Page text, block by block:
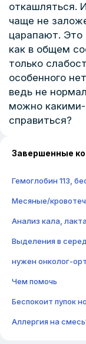
откашляться.
чаще не
царапают. Это
как в общем
только
особенного
ведь не
можно
справиться?
Завершенные
Гемоглобин 113,
Месяные/
Анализ кала,
Выделения в
нужен онколог-
Чем помочь
Беспокоит пупок
Аллергия на